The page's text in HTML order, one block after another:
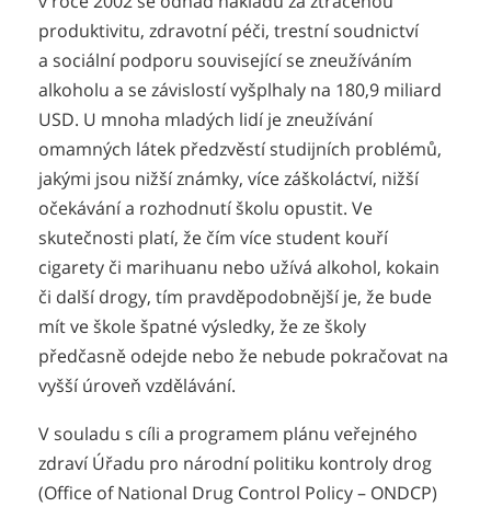
produktivitu, zdravotní péči, trestní soudnictví
a sociální podporu související se zneužíváním
alkoholu a se závislostí vyšplhaly na 180,9 miliard
USD. U mnoha mladých lidí je zneužívání
omamných látek předzvěstí studijních problémů,
jakými jsou nižší známky, více záškoláctví, nižší
očekávání a rozhodnutí školu opustit. Ve
skutečnosti platí, že čím více student kouří
cigarety či marihuanu nebo užívá alkohol, kokain
či další drogy, tím pravděpodobnější je, že bude
mít ve škole špatné výsledky, že ze školy
předčasně odejde nebo že nebude pokračovat na
vyšší úroveň vzdělávání.
V souladu s cíli a programem plánu veřejného
zdraví Úřadu pro národní politiku kontroly drog
(Office of National Drug Control Policy – ONDCP)